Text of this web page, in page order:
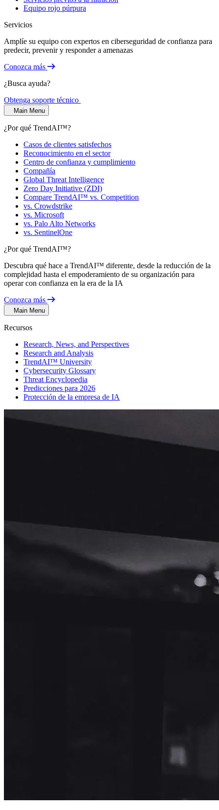
Equipo rojo púrpura
Servicios
Amplíe su equipo con expertos en ciberseguridad de confianza para
predecir, prevenir y responder a amenazas
Conozca más
¿Busca ayuda?
Obtenga soporte técnico
Main Menu
¿Por qué TrendAI™?
Casos de clientes satisfechos
Reconocimiento en el sector
Centro de confianza y cumplimiento
Compañía
Global Threat Intelligence
Zero Day Initiative (ZDI)
Compare TrendAI™ vs. Competition
vs. Crowdstrike
vs. Microsoft
vs. Palo Alto Networks
vs. SentinelOne
¿Por qué TrendAI™?
Descubra qué hace a TrendAI™ diferente, desde la reducción de la
complejidad hasta el empoderamiento de su organización para
operar con confianza en la era de la IA
Conozca más
Main Menu
Recursos
Research, News, and Perspectives
Research and Analysis
TrendAI™ University
Cybersecurity Glossary
Threat Encyclopedia
Predicciones para 2026
Protección de la empresa de IA